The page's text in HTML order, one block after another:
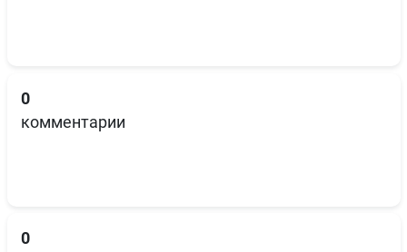
0
комментарии
0